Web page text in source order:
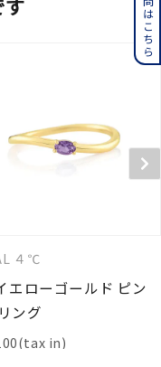
４℃
エローゴールド ピン
ング